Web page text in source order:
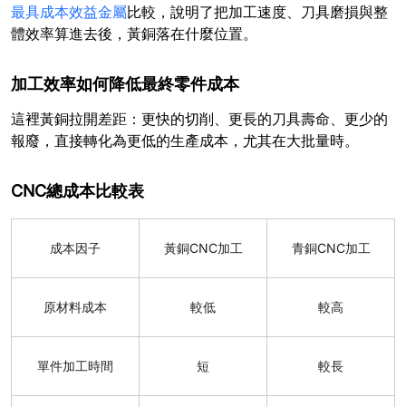
最具成本效益金屬比較，說明了把加工速度、刀具磨損與整
體效率算進去後，黃銅落在什麼位置。
加工效率如何降低最終零件成本
這裡黃銅拉開差距：更快的切削、更長的刀具壽命、更少的
報廢，直接轉化為更低的生產成本，尤其在大批量時。
CNC總成本比較表
成本因子 黃銅CNC加工 青銅CNC加工
原材料成本 較低 較高
單件加工時間 短 較長